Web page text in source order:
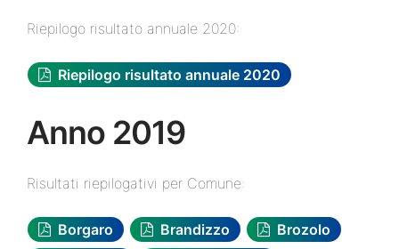
Riepilogo risultato annuale 2020:
Riepilogo risultato annuale 2020
Anno 2019
Risultati riepilogativi per Comune:
Borgaro Brandizzo
Brozolo